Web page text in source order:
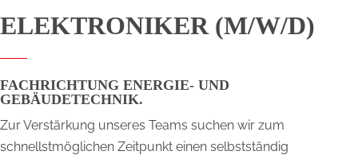
ELEKTRONIKER (M/W/D)
FACHRICHTUNG ENERGIE- UND
GEBÄUDETECHNIK.
Zur Verstärkung unseres Teams suchen wir zum
schnellstmöglichen Zeitpunkt einen selbstständig